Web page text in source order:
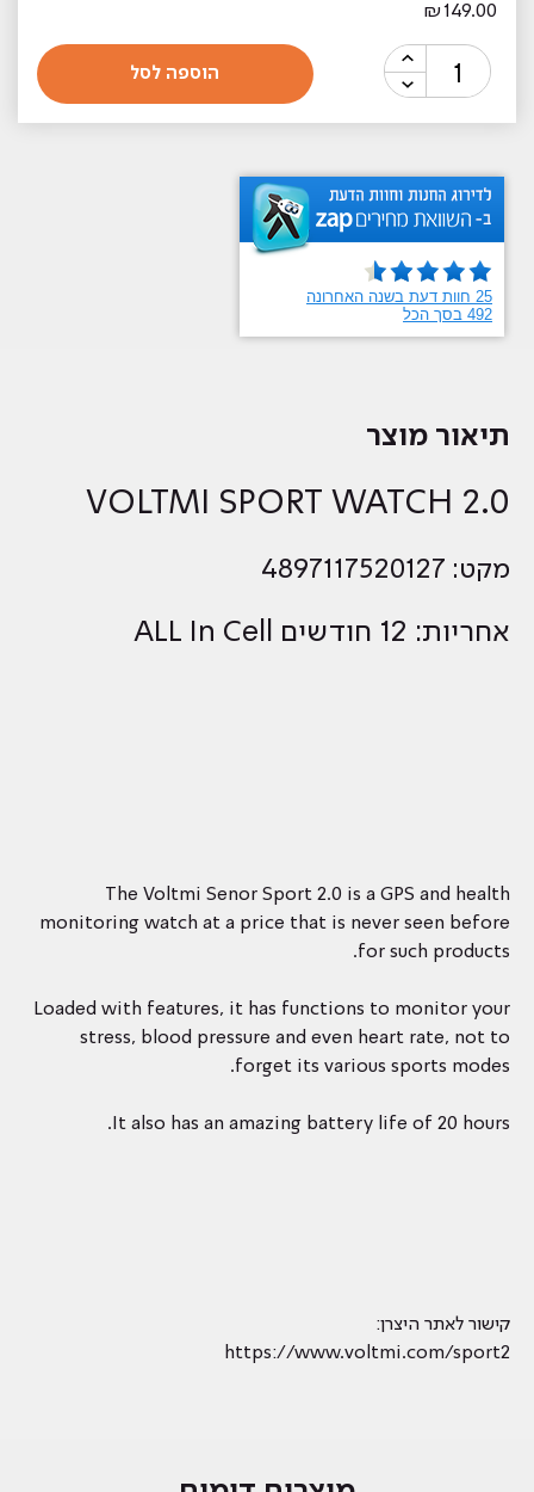
₪149.00
כמות
של
VOLTMI
SPORT
2.0
הוספה לסל
תיאור מוצר
VOLTMI SPORT WATCH 2.0
מקט: 4897117520127
אחריות: 12 חודשים ALL In Cell
The Voltmi Senor Sport 2.0 is a GPS and health
monitoring watch at a price that is never seen before
for such products.
Loaded with features, it has functions to monitor your
stress, blood pressure and even heart rate, not to
forget its various sports modes.
It also has an amazing battery life of 20 hours.
קישור לאתר היצרן:
https://www.voltmi.com/sport2